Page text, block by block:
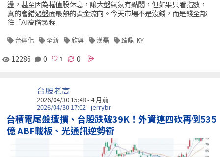
盪，甚至因為權值股休息，讓大盤氣氛有點悶，但如果只看指數，
真的會錯過盤面最熱的資金流向。今天市場不是沒錢，而是錢全部
往「AI高階製程
台達化 全新 欣興 漢磊 臻鼎-KY
12286 0 0
台股老高
2026/04/30 15:48 - 4 月前
2026/04/30 17:02 - jerrybr
台積電尾盤遭摜、台股跌破39K！外資連四砍再倒535
億 ABF載板、光通訊逆勢衝